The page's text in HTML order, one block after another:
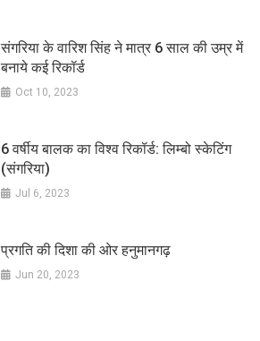
संगरिया के वारिश सिंह ने मात्र 6 साल की उम्र में
बनाये कई रिकॉर्ड
Oct 10, 2023
6 वर्षीय बालक का विश्व रिकॉर्ड: लिम्बो स्केटिंग
(संगरिया)
Jul 6, 2023
प्रगति की दिशा की ओर हनुमानगढ़
Jun 20, 2023